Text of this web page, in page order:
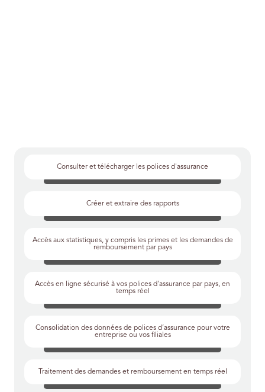
Consulter et télécharger les polices d'assurance
Créer et extraire des rapports
Accès aux statistiques, y compris les primes et les demandes de
remboursement par pays
Accès en ligne sécurisé à vos polices d'assurance par pays, en
temps réel
Consolidation des données de polices d’assurance pour votre
entreprise ou vos filiales
Traitement des demandes et remboursement en temps réel